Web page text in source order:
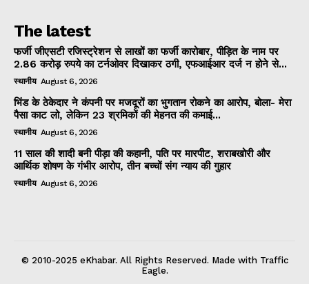
The latest
फर्जी जीएसटी रजिस्ट्रेशन से लाखों का फर्जी कारोबार, पीड़ित के नाम पर
2.86 करोड़ रुपये का टर्नओवर दिखाकर ठगी, एफआईआर दर्ज न होने से...
स्थानीय August 6, 2026
भिंड के ठेकेदार ने कंपनी पर मजदूरों का भुगतान रोकने का आरोप, बोला- मेरा
पैसा काट लो, लेकिन 23 श्रमिकों की मेहनत की कमाई...
स्थानीय August 6, 2026
11 साल की शादी बनी पीड़ा की कहानी, पति पर मारपीट, शराबखोरी और
आर्थिक शोषण के गंभीर आरोप, तीन बच्चों संग न्याय की गुहार
स्थानीय August 6, 2026
© 2010-2025 eKhabar. All Rights Reserved. Made with Traffic
Eagle.